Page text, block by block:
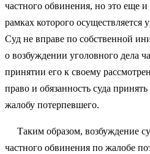
частного обвинения, но это еще
рамках которого осуществляется
Суд не вправе по собственной
о возбуждении уголовного дела
принятии его к своему
право и обязанность суда
жалобу потерпевшего.
Таким образом, возбуждение
частного обвинения по жалобе